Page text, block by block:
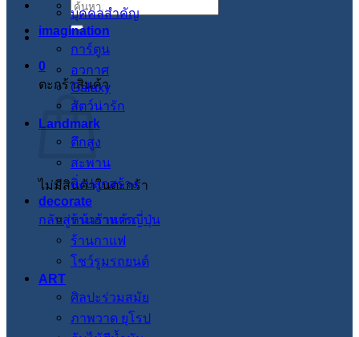
ค้นหา:
0
ตะกร้าสินค้า
ไม่มีสินค้าในตะกร้า
กลับสู่หน้าร้านค้า
บุคคลสำคัญ
imagination
การ์ตูน
อวกาศ
Galaxy
สัตว์น่ารัก
Landmark
ตึกสูง
สะพาน
สิ่งปลูกสร้าง
decorate
ร้านอาหารญี่ปุ่น
ร้านกาแฟ
โชว์รูมรถยนต์
ART
ศิลปะร่วมสมัย
ภาพวาด ยุโรป